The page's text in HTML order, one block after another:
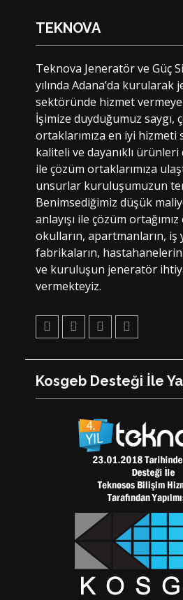
TEKNOVA
Teknova Jeneratör ve Güç
yılında Adana’da kurularak
sektöründe hizmet vermeye
İşimize duyduğumuz saygı,
ortaklarımıza en iyi hizmeti
kaliteli ve dayanıklı
ile çözüm ortaklarımıza
unsurlar kuruluşumuzun
Benimsediğimiz düşük
anlayışı ile çözüm
okulların, apartmanların, iş
fabrikaların,
ve kuruluşun jeneratör
vermekteyiz.
Kosgeb Desteği İle